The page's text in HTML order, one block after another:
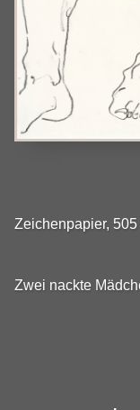
Zeichenpapier,
Zwei nackte